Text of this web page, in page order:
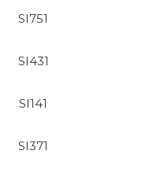
SI751
SI431
SI141
SI371